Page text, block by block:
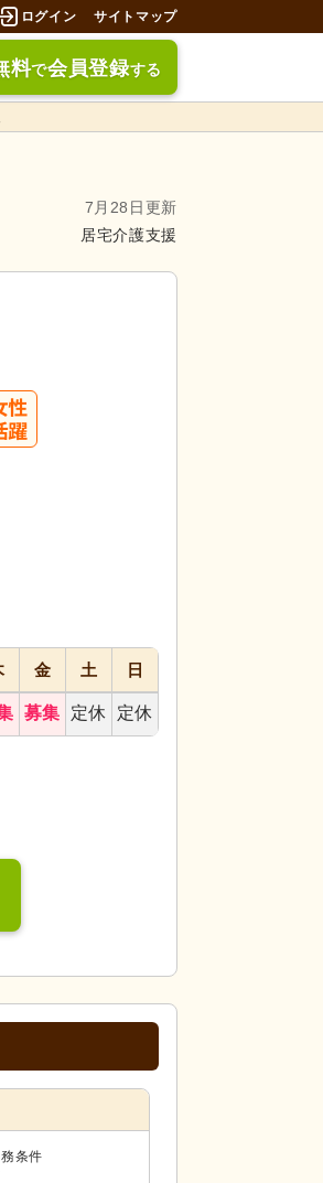
ログイン サイトマップ
料で会員登録する
7月28日更新
居宅介護支援
！
金 土 日
募集 定休 定休
条件